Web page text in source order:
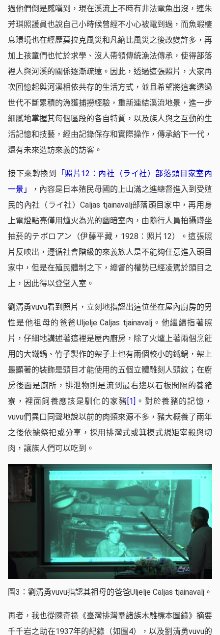
過他們倒是感嘆到，現在溪流上不時有非法電魚出沒，連朱
芳琪照護員也說自己小時候曾經不小心被電到過，而魚蝦棲
息環境也在經歷莫拉克風災和凡納比風災之後改變許多，再
加上孩童們也忙於求學、沒人帶領傳統漁法傳承，使得部落
裡人與河溪的關係逐漸疏遠。因此，透過這張照片，大家再
次回憶起與河溪相依共存的生活方式，並且希望將這套透過
世代不斷累積的漁獲捕撈經驗，重新連結溪流地景，進一步
細膩地掌握其每個區段的各自特質，以及族人與之互動的生
活記憶和技藝，經由記錄保存和實際操作，傳承給下一代，
還有未來造訪來義的訪客。
接下來轉換到
「照片12：內社（ライ社）部落頭目家室內
一景 」
，內容是日本殖民母國的上山滿之進總督進入到受殖
民的內社（ライ社）Caljas tjainavalj部落頭目家中，再用身
上電燈點亮僅用爐火為光的幽暗室內，由隨行人員拍攝蹲坐
抽菸的テボロアン（伊藤平藏，1928：照片12）。這張照
片反映出，遵循社會階級的來義族人是不能夠任意進入頭目
家中，但是在殖民體制之下，總督的權勢已經凌駕於頭目之
上，因此得以登堂入室。
劉清勇vuvu看到照片，立刻地指認出這位坐在屋內廚房的男
性是他祖母的爸爸Uljelje Caljas tjainavalj。他繼續指著照
片，仔細地講述著這裡是屋內廚房，除了火爐上著兩個烹飪
用的大鐵鍋、竹子製作的架子上也有兩個較小的鐵鍋，架上
最顯著的裝飾是頭目才能使用的五個立體雕刻人頭紋；在廚
房後面是廁所，排泄物則是流到最右邊以石板間隔的養豬
寮，裡面飼養應該是馴化的家豬 [1]
。對於養豬的記憶，
vuvu們異口同聲地說以前的肉類來源不多，豬大概養了兩年
之後依據祭祀或分享，採用排灣式或箕模式規矩宰殺與切
肉，讓族人們可以吃到。
圖3：劉清勇vuvu指認其祖母的爸爸Uljelje Caljas tjainavalj。
再者，我也從陳奇祿《臺灣排灣羣諸族木雕標本圖錄》摘要
千千岩之助在1937年的紀錄（如圖4），以及劉清勇vuvu的